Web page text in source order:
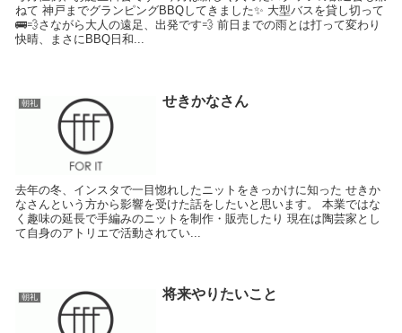
ねて 神戸までグランピングBBQしてきました✨ 大型バスを貸し切って
🚌💨さながら大人の遠足、出発です💨 前日までの雨とは打って変わり
快晴、まさにBBQ日和...
朝礼 せきかなさん
去年の冬、インスタで一目惚れしたニットをきっかけに知った せきか
なさんという方から影響を受けた話をしたいと思います。 本業ではな
く趣味の延長で手編みのニットを制作・販売したり 現在は陶芸家とし
て自身のアトリエで活動されてい...
朝礼 将来やりたいこと